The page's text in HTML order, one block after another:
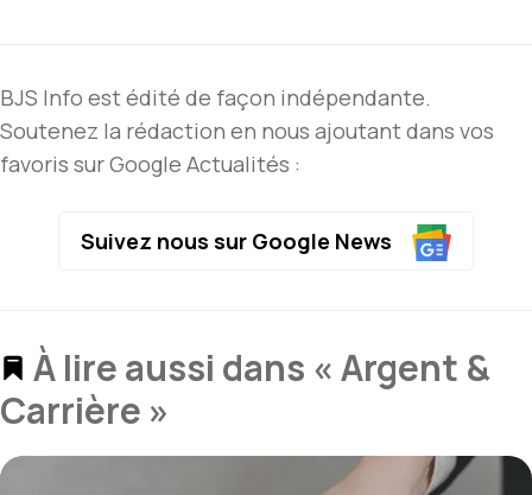
BJS Info est édité de façon indépendante.
Soutenez la rédaction en nous ajoutant dans vos
favoris sur Google Actualités :
Suivez nous sur Google News
À lire aussi dans « Argent &
Carrière »